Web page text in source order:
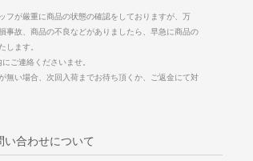
フが厳重に商品の状態の確認をしておりますが、万
事故、商品の不良などがありましたら、早急に商品の
します。
ご連絡くださいませ。
無い場合、次回入荷までお待ち頂くか、ご返金にて対
い合わせについて